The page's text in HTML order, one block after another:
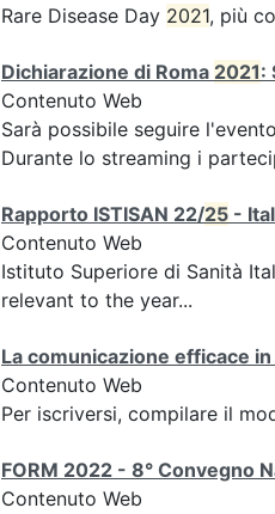
Rare Disease Day 2021, più
Dichiarazione di Roma 2021:
Contenuto Web
Sarà possibile seguire
Durante lo streaming i
Rapporto ISTISAN 22/25 -
Contenuto Web
Istituto Superiore di Sanità
relevant to the year...
La comunicazione efficace in
Contenuto Web
Per iscriversi, compilare il
FORM 2022 - 8° Convegno
Contenuto Web